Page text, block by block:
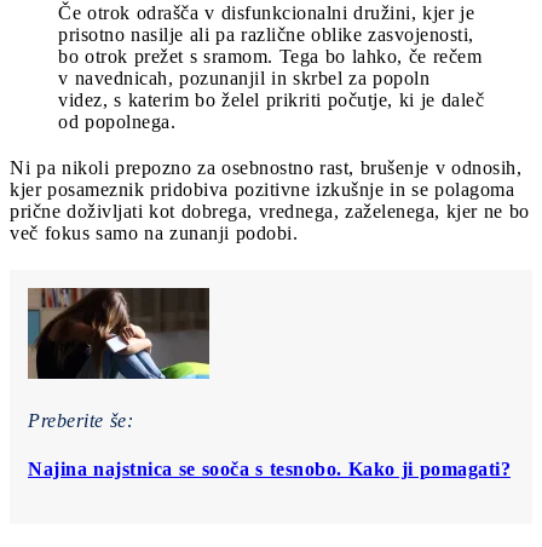
Če otrok odrašča v disfunkcionalni družini, kjer je
prisotno nasilje ali pa različne oblike zasvojenosti,
bo otrok prežet s sramom. Tega bo lahko, če rečem
v navednicah, pozunanjil in skrbel za popoln
videz, s katerim bo želel prikriti počutje, ki je daleč
od popolnega.
Ni pa nikoli prepozno za osebnostno rast, brušenje v odnosih,
kjer posameznik pridobiva pozitivne izkušnje in se polagoma
prične doživljati kot dobrega, vrednega, zaželenega, kjer ne bo
več fokus samo na zunanji podobi.
Preberite še:
Najina najstnica se sooča s tesnobo. Kako ji pomagati?